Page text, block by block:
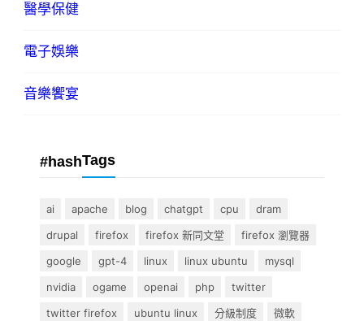
醫學保健
電子娛樂
音樂饗宴
#hashTags
ai apache blog chatgpt cpu
dram
drupal
firefox firefox 新同文堂
firefox 瀏覽器
google
gpt-4 linux linux ubuntu
mysql
nvidia
ogame openai php
twitter
twitter firefox
ubuntu linux 分級制度
微軟